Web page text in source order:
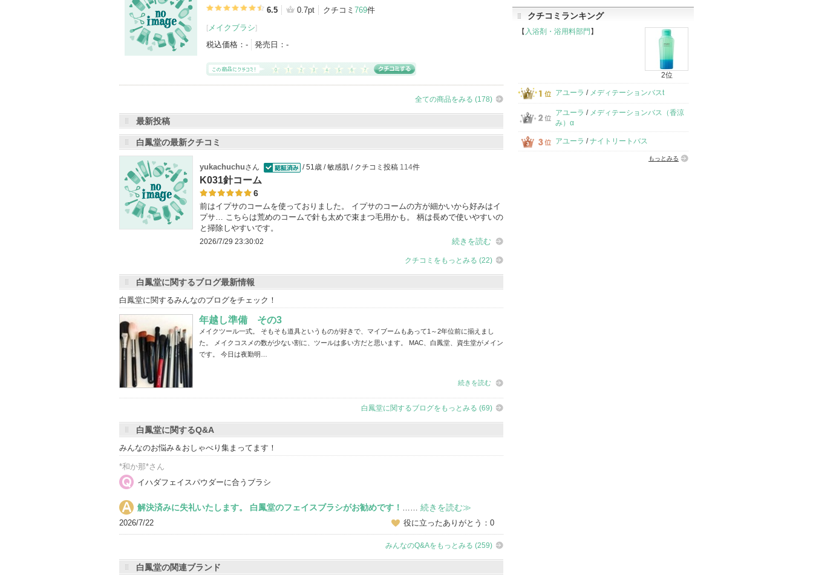
6.5 0.7pt クチコミ 769件
[メイクブラシ]
税込価格： - 発売日： -
全ての商品をみる (178)
最新投稿
白鳳堂の最新クチコミ
yukachuchuさん
/ 51歳 / 敏感肌 / クチコミ投稿 114件
K031針コーム
6
前はイプサのコームを使っておりました。 イプサのコームの方が細かいから好みはイ
プサ… こちらは荒めのコームで針も太めで束まつ毛用かも。 柄は長めで使いやすいの
と掃除しやすいです。
2026/7/29 23:30:02 続きを読む
クチコミをもっとみる (22)
白鳳堂に関するブログ最新情報
白鳳堂に関するみんなのブログをチェック！
年越し準備 その3
メイクツール一式。 そもそも道具というものが好きで、マイブームもあって1～2年位前に揃えまし
た。 メイクコスメの数が少ない割に、ツールは多い方だと思います。 MAC、白鳳堂、資生堂がメイン
です。 今日は夜勤明…
続きを読む
白鳳堂に関するブログをもっとみる (69)
白鳳堂に関するQ&A
みんなのお悩み＆おしゃべり集まってます！
*和か那*さん
イハダフェイスパウダーに合うブラシ
解決済みに失礼いたします。 白鳳堂のフェイスブラシがお勧めです！ …… 続きを読む≫
2026/7/22 役に立ったありがとう：0
みんなのQ&Aをもっとみる (259)
白鳳堂の関連ブランド
クチコミランキング
【 入浴剤・浴用料部門】
2位
アユーラ / メディテーションバスt
アユーラ / メディテーションバス（香涼
み）α
アユーラ /ナイトリートバス
もっとみる